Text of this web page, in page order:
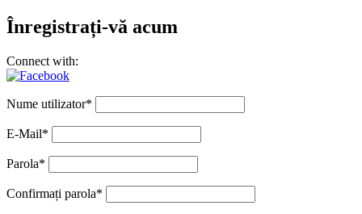
Înregistrați-vă acum
Connect with:
Nume utilizator*
E-Mail*
Parola*
Confirmați parola*